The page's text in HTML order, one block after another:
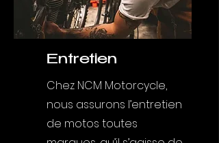
Entretien
Chez NCM Motorcycle,
nous assurons l’entretien
de motos toutes